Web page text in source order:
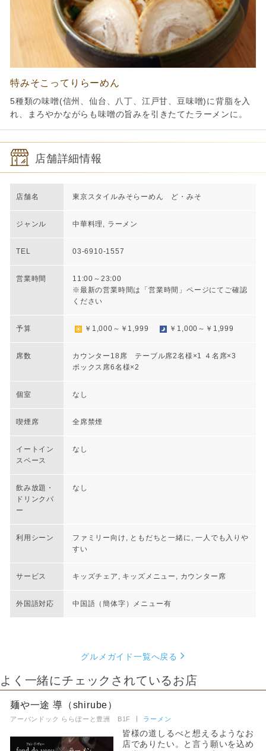
特みそこってりらーめん
5種類の味噌(信州、仙台、八丁、江戸甘、豆味噌)に背脂を入
れ、まろやかながらも味噌の旨みを引きたてたラーメンに。
店舗詳細情報
店舗名 東京スタイルみそらーめん ど・みそ
ジャンル 中華料理, ラーメン
TEL 03-6910-1557
営業時間
11:00～23:00
※最新の営業時間は「営業時間」ページにてご確認
ください
予算 ￥1,000～￥1,999 ￥1,000～￥1,999
席数
カウンター18席 テーブル席2名様×1 ４名席×3
ボックス席6名様×2
個室 なし
喫煙席 全席禁煙
イートイン
スペース
なし
飲み放題・
ドリンクバ
ー
なし
利用シーン
ファミリー向け, ともだちと一緒に, 一人でも入りや
すい
サービス キッズチェア, キッズメニュー, カウンター席
外国語対応 中国語（簡体字）メニュー有
グルメガイド一覧へ戻る
よく一緒にチェックされているお店
麺や一途 導（shirube）
アーバンドック ららぽーと豊洲 B1F ラーメン
皆様の道しるべと想えるようなお
店でありたい。と言う願いを込め